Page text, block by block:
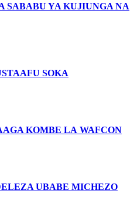
SABABU YA KUJIUNGA NA
SOKA
KOMBE LA WAFCON
UBABE MICHEZO